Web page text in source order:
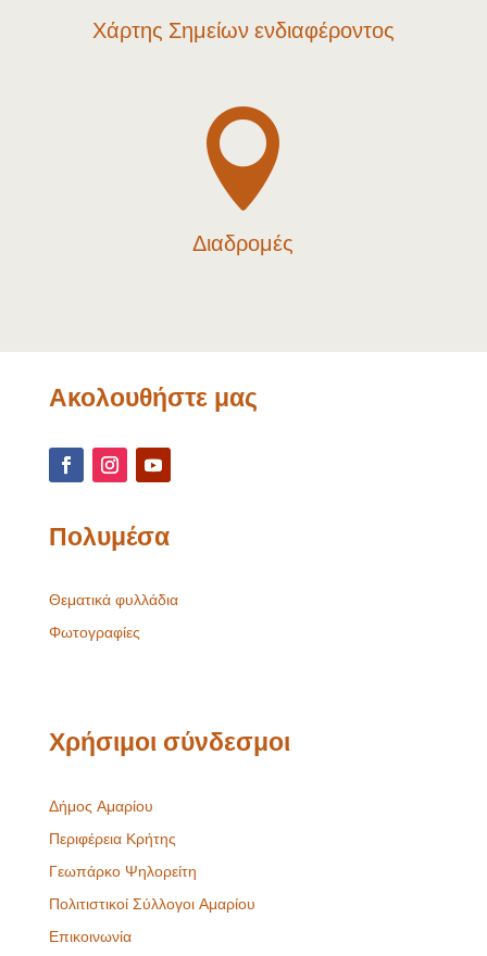
Χάρτης Σημείων ενδιαφέροντος

Διαδρομές
Ακολουθήστε μας
Πολυμέσα
Θεματικά φυλλάδια
Φωτογραφίες
Χρήσιμοι σύνδεσμοι
Δήμος Αμαρίου
Περιφέρεια Κρήτης
Γεωπάρκο Ψηλορείτη
Πολιτιστικοί Σύλλογοι Αμαρίου
Επικοινωνία